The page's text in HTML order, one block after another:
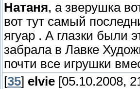
Натаня, а зверушка
вот тут самый
ягуар . А глазки были
забрала в Лавке
почти все игрушки
[35] elvie [05.10.2008,